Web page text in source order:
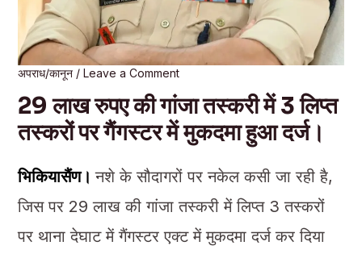
अपराध/कानून/ Leave a Comment
29 लाख रुपए की गांजा तस्करी में 3 लिप्त
तस्करों पर गैंगस्टर में मुकदमा हुआ दर्ज।
भिकियासैंण।नशे के सौदागरों पर नकेल कसी जा रही है,
जिस पर 29 लाख की गांजा तस्करी में लिप्त 3 तस्करों
पर थाना देघाट में गैंगस्टर एक्ट में मुकदमा दर्ज कर दिया